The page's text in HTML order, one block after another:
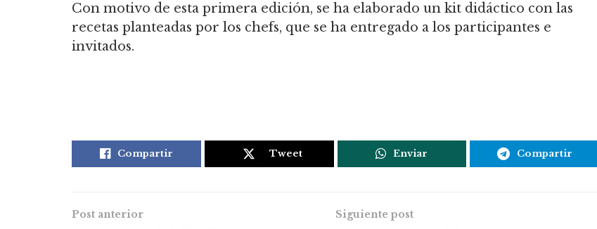
Con motivo de esta primera edición, se ha elaborado un kit didáctico con las
recetas planteadas por los chefs, que se ha entregado a los participantes e
invitados.
Compartir Tweet Enviar Compartir
Post anterior Siguiente post